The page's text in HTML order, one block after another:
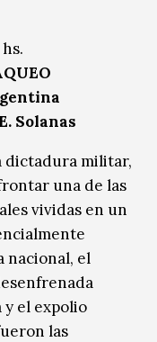
Solanas
dictadura militar,
una de las
vividas en un
nacional, el
el expolio
las